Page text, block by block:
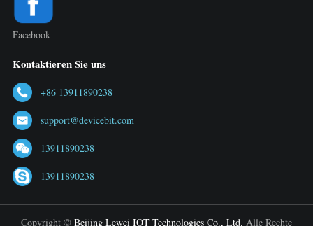
Facebook
Kontaktieren Sie uns
+86 13911890238
support@devicebit.com
13911890238
13911890238
Copyright © Beijing Lewei IOT Technologies Co., Ltd. Alle Rechte